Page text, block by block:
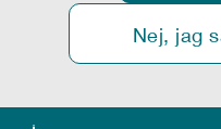
Nej, jag